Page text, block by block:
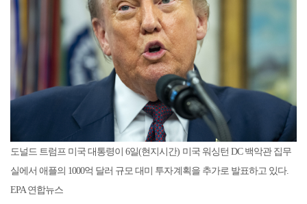
도널드 트럼프 미국 대통령이 6일(현지시간) 미국 워싱턴 DC 백악관 집무
실에서 애플의 1000억 달러 규모 대미 투자계획을 추가로 발표하고 있다.
EPA 연합뉴스